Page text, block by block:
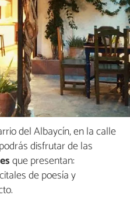
del Albaycín, en la calle
disfrutar de las
que presentan:
de poesía y